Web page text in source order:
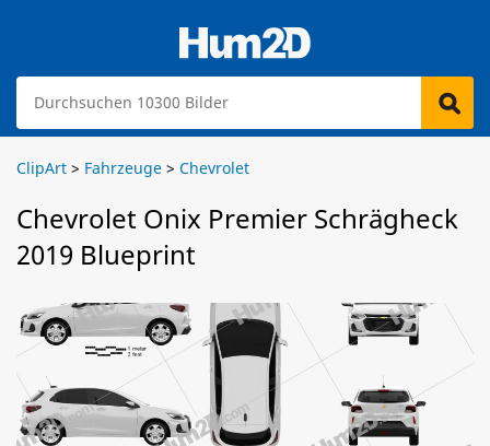
ClipArt > Fahrzeuge > Chevrolet
Chevrolet Onix Premier Schrägheck
2019 Blueprint